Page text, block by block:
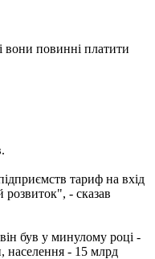
вони повинні платити
тариф на вхід
розвиток", - сказав
був у минулому році -
населення - 15 млрд